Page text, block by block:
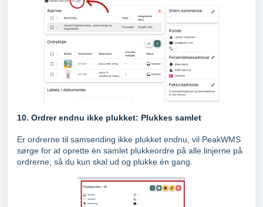
10. Ordrer endnu ikke plukket: Plukkes samlet
Er ordrerne til samsending ikke plukket endnu, vil PeakWMS
sørge for at oprette én samlet plukkeordre på alle linjerne på
ordrerne, så du kun skal ud og plukke én gang.